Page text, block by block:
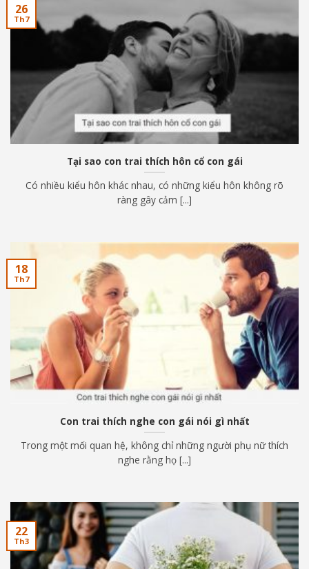
Tại sao con trai thích hôn cổ con gái
Có nhiều kiểu hôn khác nhau, có những kiểu hôn không rõ
ràng gây cảm [...]
26
Th7
Con trai thích nghe con gái nói gì nhất
Trong một mối quan hệ, không chỉ những người phụ nữ thích
nghe rằng họ [...]
18
Th7
22
Th3